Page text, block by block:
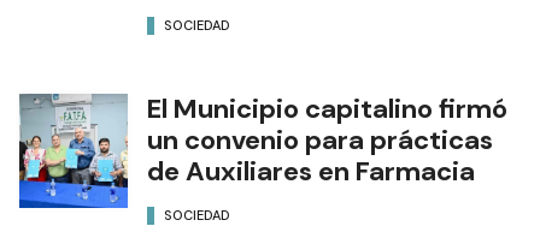
SOCIEDAD
El Municipio capitalino firmó
un convenio para prácticas
de Auxiliares en Farmacia
SOCIEDAD